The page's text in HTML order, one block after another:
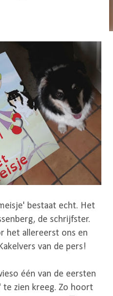
bestaat echt. Het
de schrijfster.
het allereerst ons en
van de pers!
één van de eersten
te zien kreeg. Zo hoort